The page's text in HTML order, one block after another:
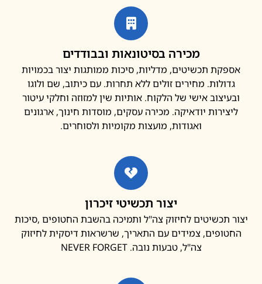
מכירה בסיטונאות ובבודדים
תכשיטים, מדליות, סיכות ממותגות יצור בכמויות
מחירים זולים ללא תחרות. עם כיתוב, שם ולוגו
אישי של הלקוח. אותיות שין למזוזה וחלקי עיטור
יודאיקה. מכירה עסקים, מוסדות חינוך, ארגונים
ואגודות, מועצות מקומיות ולסוחרים.
יצור תכשיטי זיכרון
תכשיטים לחיזוק צה"ל ותמיכה בהשבת החטופים ,סיכות
צמידים עם התאריך, שרשראות דיסקית לחיזוק
צה"ל, טבעות נובה. NEVER FORGET